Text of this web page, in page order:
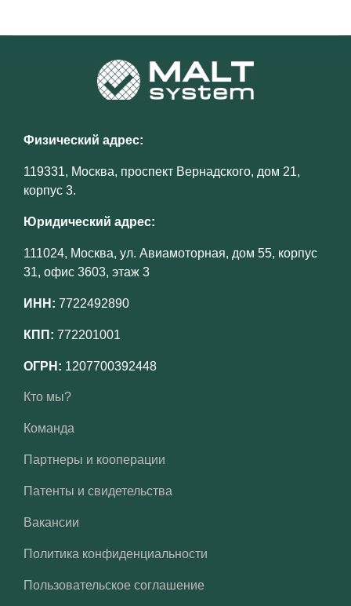
Физический адрес:
119331, Москва, проспект Вернадского, дом 21,
корпус 3.
Юридический адрес:
111024, Москва, ул. Авиамоторная, дом 55, корпус
31, офис 3603, этаж 3
ИНН: 7722492890
КПП: 772201001
ОГРН: 1207700392448
Кто мы?
Команда
Партнеры и кооперации
Патенты и свидетельства
Вакансии
Политика конфиденциальности
Пользовательское соглашение